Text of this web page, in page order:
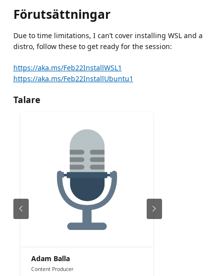
Förutsättningar
Due to time limitations, I can’t cover installing WSL and a
distro, follow these to get ready for the session:
https://aka.ms/Feb22InstallWSL1
https://aka.ms/Feb22InstallUbuntu1
Talare
Adam Balla
Content Producer